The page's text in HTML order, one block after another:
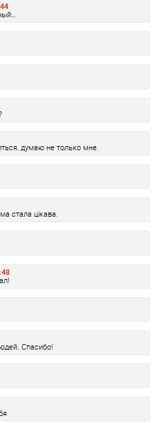
думаю не только мне.
стала цікава.
Спасибо!